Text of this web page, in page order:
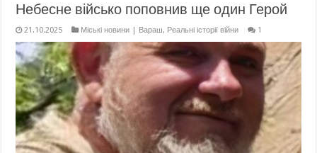
Небесне військо поповнив ще один Герой
21.10.2025 Міські новини | Вараш, Реальні історії війни 1